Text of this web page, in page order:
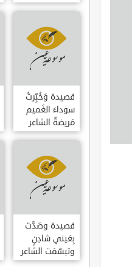
العوام بن عقبة
قصيدة وَخُبِّرتُ
سوداءَ الغَميم
مَريضةٌ الشاعر
العوام بن عقبة
قصيدة وصَدَّت
بِعَيني شادِنٍ
وتبسّمَت الشاعر
العوام بن عقبة